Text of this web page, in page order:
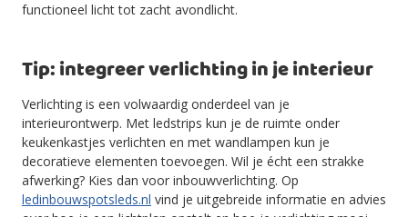
functioneel licht tot zacht avondlicht.
Tip: integreer verlichting in je interieur
Verlichting is een volwaardig onderdeel van je
interieurontwerp. Met ledstrips kun je de ruimte onder
keukenkastjes verlichten en met wandlampen kun je
decoratieve elementen toevoegen. Wil je écht een strakke
afwerking? Kies dan voor inbouwverlichting. Op
ledinbouwspotsleds.nl vind je uitgebreide informatie en advies